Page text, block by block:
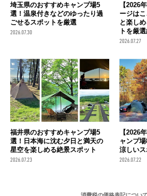
埼玉県のおすすめキャンプ場5
選！温泉付きなどのゆったり過
ごせるスポットを厳選
2026.07.30
【2026
ージは
と楽し
トを厳
2026.07.27
福井県のおすすめキャンプ場5
選！日本海に沈む夕日と満天の
星空を楽しめる絶景スポット
2026.07.23
【2026
ャンプ
涼しい
2026.07.22